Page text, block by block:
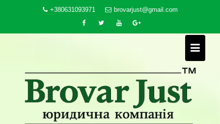
+380631093971 brovarjust@gmail.com